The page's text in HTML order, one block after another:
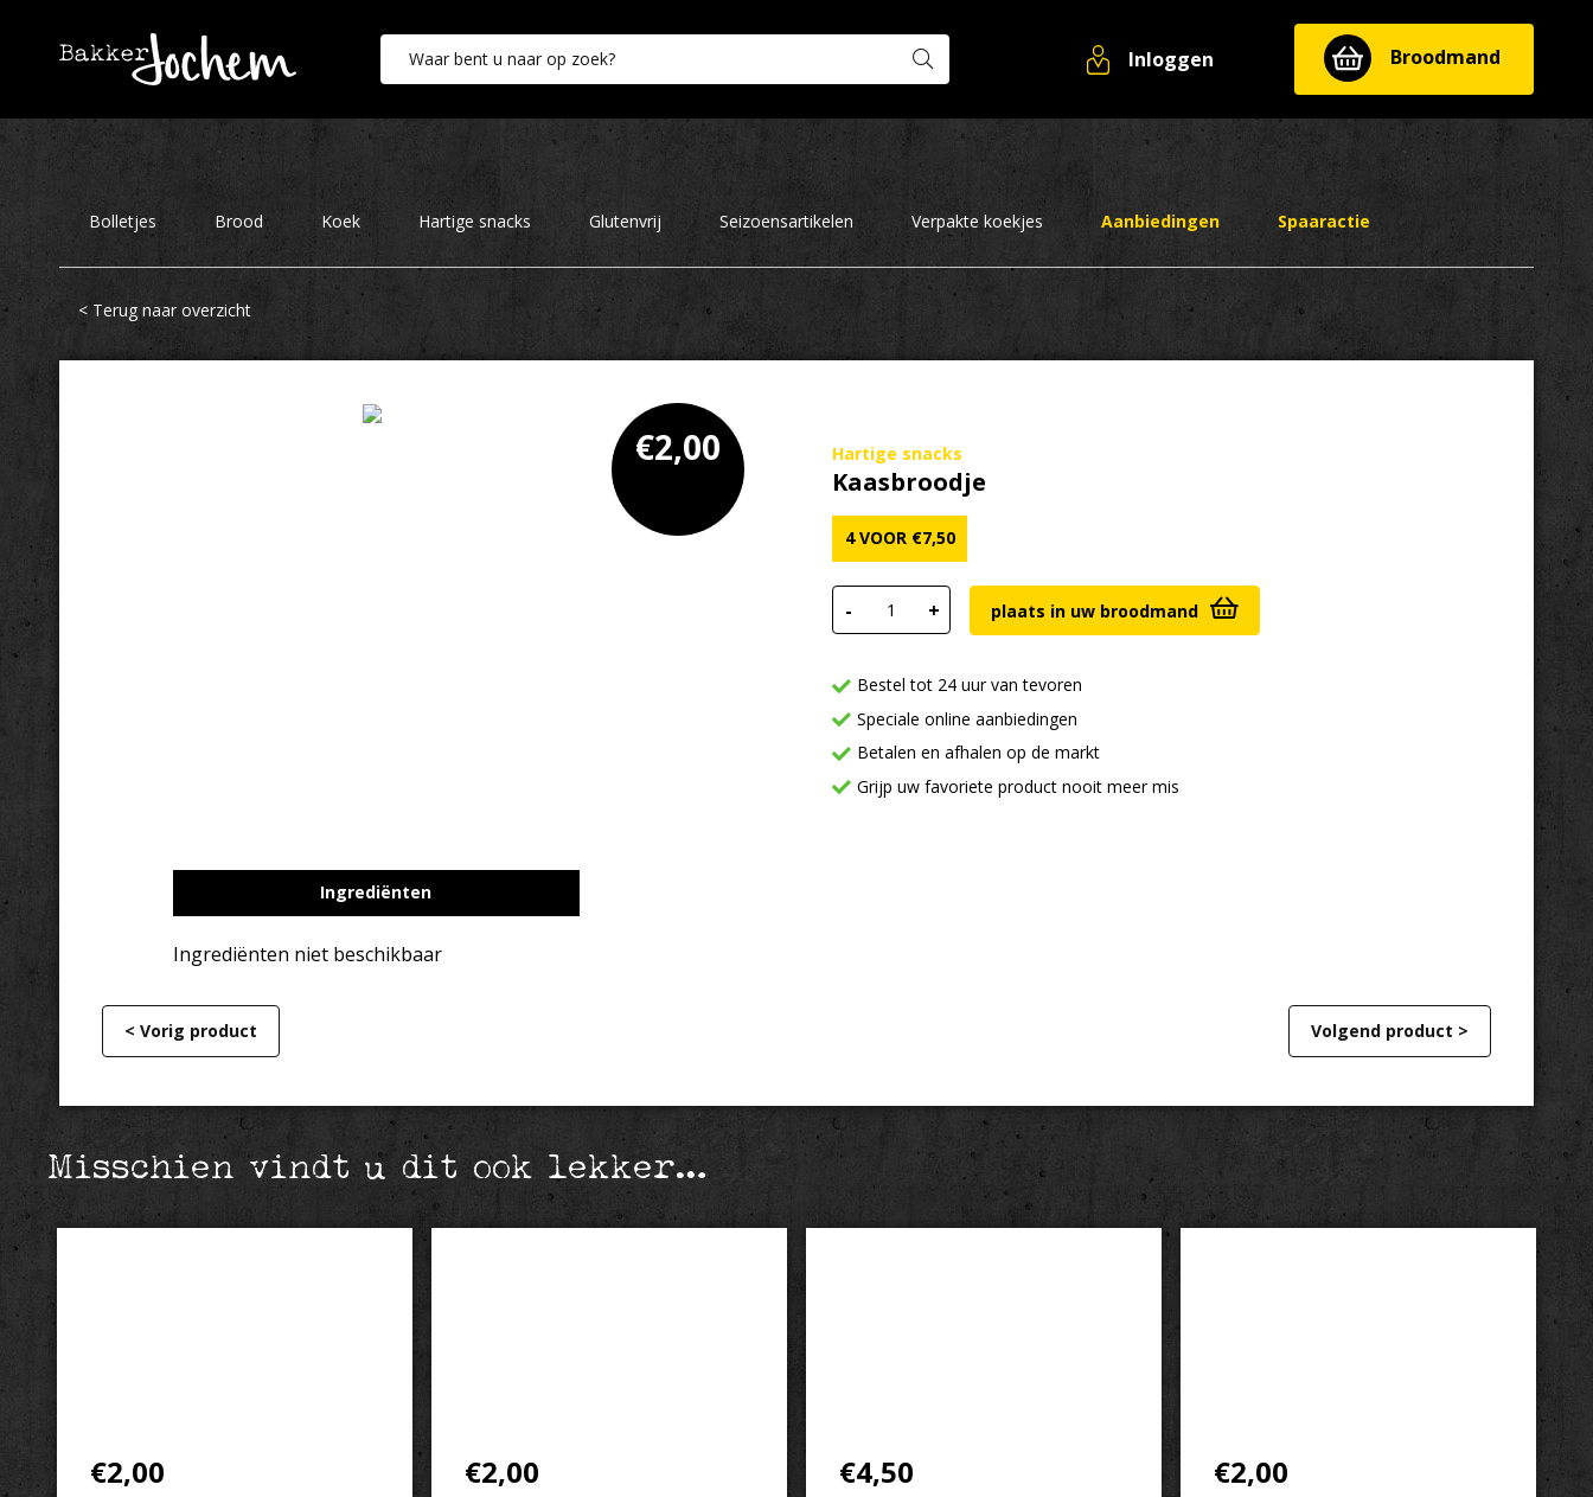
Inloggen Broodmand
Bolletjes Brood Koek Hartige snacks Glutenvrij Seizoensartikelen Verpakte koekjes Aanbiedingen Spaaractie
< Terug naar overzicht
Hartige snacks
Kaasbroodje
€2,00
4 VOOR €7,50
-
Kaasbroodje aantal
+ plaats in uw broodmand
Bestel tot 24 uur van tevoren
Speciale online aanbiedingen
Betalen en afhalen op de markt
Grijp uw favoriete product nooit meer mis
Ingrediënten
Ingrediënten niet beschikbaar
< Vorig product Volgend product >
Misschien vindt u dit ook lekker…
€2,00 €2,00 €4,50 €2,00